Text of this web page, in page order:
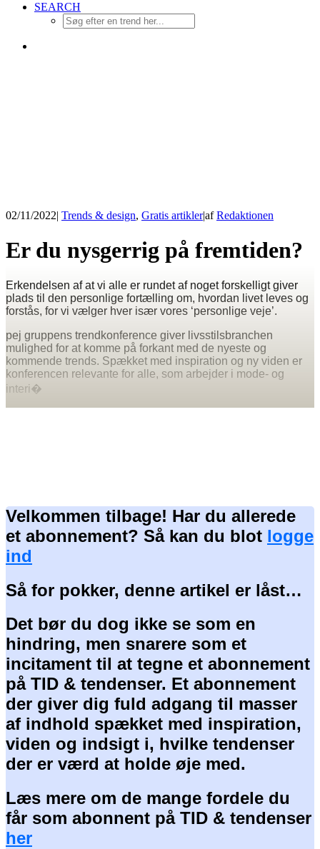
SEARCH
02/11/2022| Trends & design, Gratis artikler|afRedaktionen
Er du nysgerrig på fremtiden?
Erkendelsen af at vi alle er rundet af noget forskelligt giver
plads til den personlige fortælling om, hvordan livet leves og
forstås, for vi vælger hver især vores ‘personlige veje’.
pej gruppens trendkonference giver livsstilsbranchen
mulighed for at komme på forkant med de nyeste og
kommende trends. Spækket med inspiration og ny viden er
konferencen relevante for alle, som arbejder i mode- og
interi�
Velkommen tilbage! Har du allerede
et abonnement? Så kan du blot logge
ind
Så for pokker, denne artikel er låst…
Det bør du dog ikke se som en
hindring, men snarere som et
incitament til at tegne et abonnement
på TID & tendenser. Et abonnement
der giver dig fuld adgang til masser
af indhold spækket med inspiration,
viden og indsigt i, hvilke tendenser
der er værd at holde øje med.
Læs mere om de mange fordele du
får som abonnent på TID & tendenser
her